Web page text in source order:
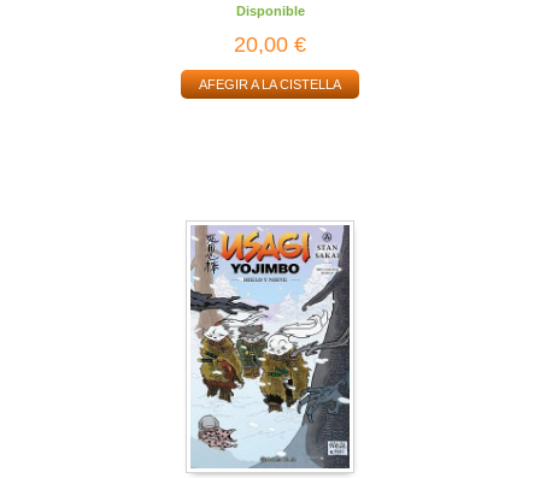
Disponible
20,00 €
AFEGIR A LA CISTELLA